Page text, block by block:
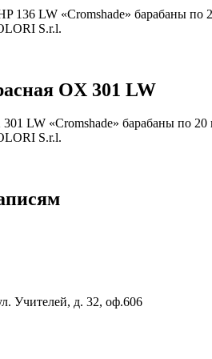
136 LW «Cromshade» барабаны по
S.r.l.
OX 301 LW
LW «Cromshade» барабаны по 20
S.r.l.
Учителей, д. 32, оф.606